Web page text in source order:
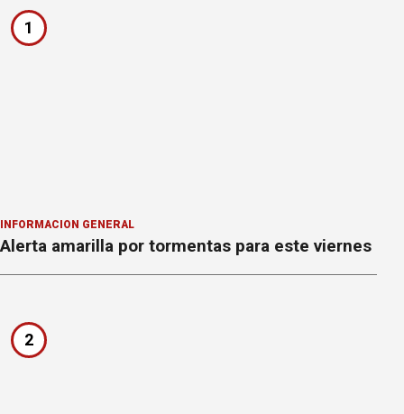
1
INFORMACION GENERAL
Alerta amarilla por tormentas para este viernes
2